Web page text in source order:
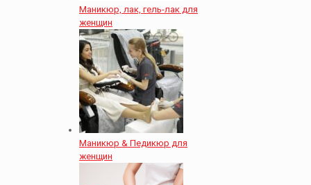
Маникюр, лак, гель-лак для
женщин
Маникюр & Педикюр для
женщин